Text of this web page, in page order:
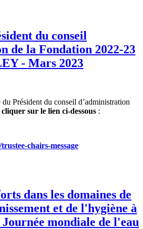
du conseil
de la Fondation 2022-23
- Mars 2023
du Président du conseil d’administration
sur le lien ci-dessous :
chairs-message
dans les domaines de
et de l'hygiène à
mondiale de l'eau